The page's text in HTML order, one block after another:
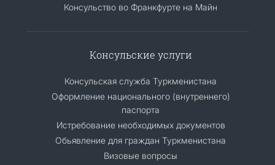
Консульство во Франкфурте на Майн
Консульские услуги
Консульская служба Туркменистана
Оформление национального (внутреннего)
паспорта
Истребование необходимых документов
Обьявление для граждан Туркменистана
Визовые вопросы